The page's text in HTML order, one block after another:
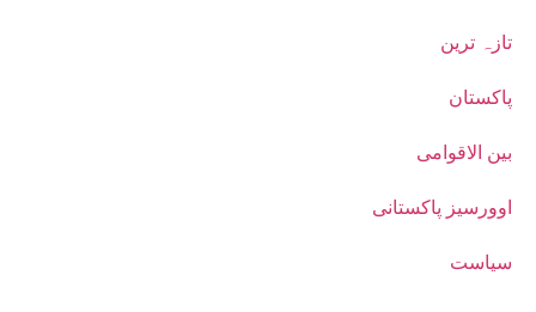
تازہ ترین
پاکستان
بین الاقوامی
اوورسیز پاکستانی
سیاست